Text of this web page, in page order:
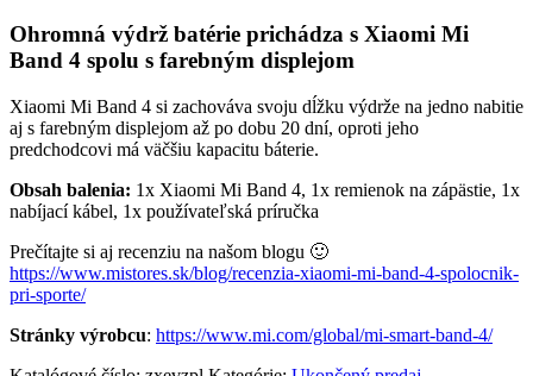
Ohromná výdrž batérie prichádza s Xiaomi Mi
Band 4 spolu s farebným displejom
Xiaomi Mi Band 4 si zachováva svoju dĺžku výdrže na jedno nabitie
aj s farebným displejom až po dobu 20 dní, oproti jeho
predchodcovi má väčšiu kapacitu báterie.
Obsah balenia: 1x Xiaomi Mi Band 4, 1x remienok na zápästie, 1x
nabíjací kábel, 1x používateľská príručka
Prečítajte si aj recenziu na našom blogu 🙂
https://www.mistores.sk/blog/recenzia-xiaomi-mi-band-4-spolocnik-
pri-sporte/
Stránky výrobcu: https://www.mi.com/global/mi-smart-band-4/